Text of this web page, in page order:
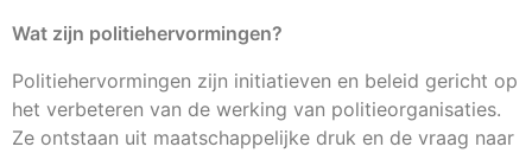
Wat zijn politiehervormingen?
Politiehervormingen zijn initiatieven en beleid gericht op
het verbeteren van de werking van politieorganisaties.
Ze ontstaan uit maatschappelijke druk en de vraag naar